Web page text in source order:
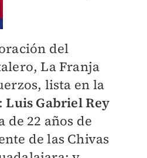
del
La Franja
lista en la
Luis Gabriel Rey
de 22 años de
de las Chivas